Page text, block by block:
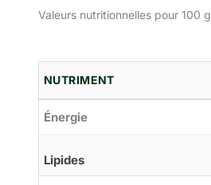
Valeurs nutritionnelles pour 100 g
NUTRIMENT
Énergie
Lipides